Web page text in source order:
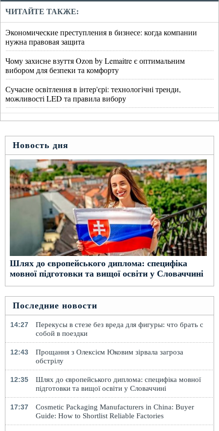
ЧИТАЙТЕ ТАКЖЕ:
Экономические преступления в бизнесе: когда компании
нужна правовая защита
Чому захисне взуття Ozon by Lemaitre є оптимальним
вибором для безпеки та комфорту
Сучасне освітлення в інтер'єрі: технологічні тренди,
можливості LED та правила вибору
Новость дня
Шлях до європейського диплома: специфіка
мовної підготовки та вищої освіти у Словаччині
Последние новости
14:27
Перекусы в стезе без вреда для фигуры: что брать с
собой в поездки
12:43
Прощання з Олексієм Юковим зірвала загроза
обстрілу
12:35
Шлях до європейського диплома: специфіка мовної
підготовки та вищої освіти у Словаччині
17:37
Cosmetic Packaging Manufacturers in China: Buyer
Guide: How to Shortlist Reliable Factories